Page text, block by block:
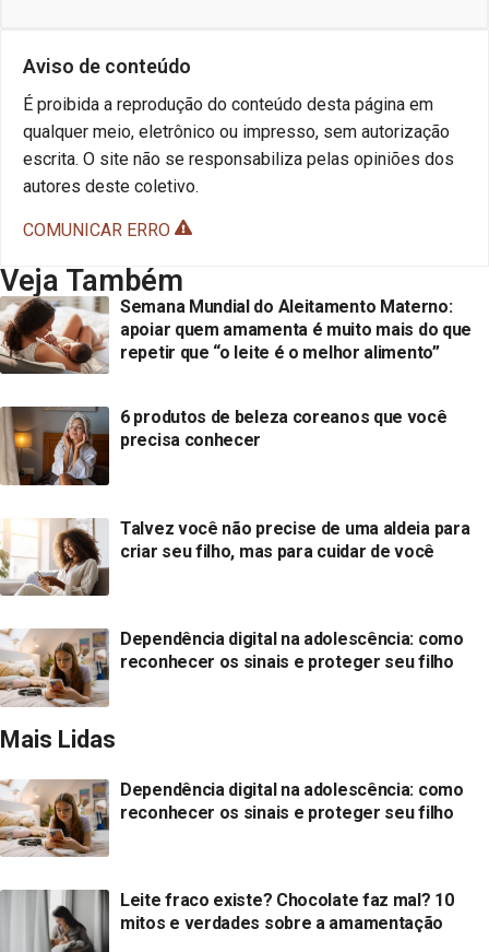
Aviso de conteúdo
É proibida a reprodução do conteúdo desta página em
qualquer meio, eletrônico ou impresso, sem autorização
escrita. O site não se responsabiliza pelas opiniões dos
autores deste coletivo.
COMUNICAR ERRO
Veja Também
Semana Mundial do Aleitamento Materno:
apoiar quem amamenta é muito mais do que
repetir que “o leite é o melhor alimento”
6 produtos de beleza coreanos que você
precisa conhecer
Talvez você não precise de uma aldeia para
criar seu filho, mas para cuidar de você
Dependência digital na adolescência: como
reconhecer os sinais e proteger seu filho
Mais Lidas
Dependência digital na adolescência: como
reconhecer os sinais e proteger seu filho
Leite fraco existe? Chocolate faz mal? 10
mitos e verdades sobre a amamentação